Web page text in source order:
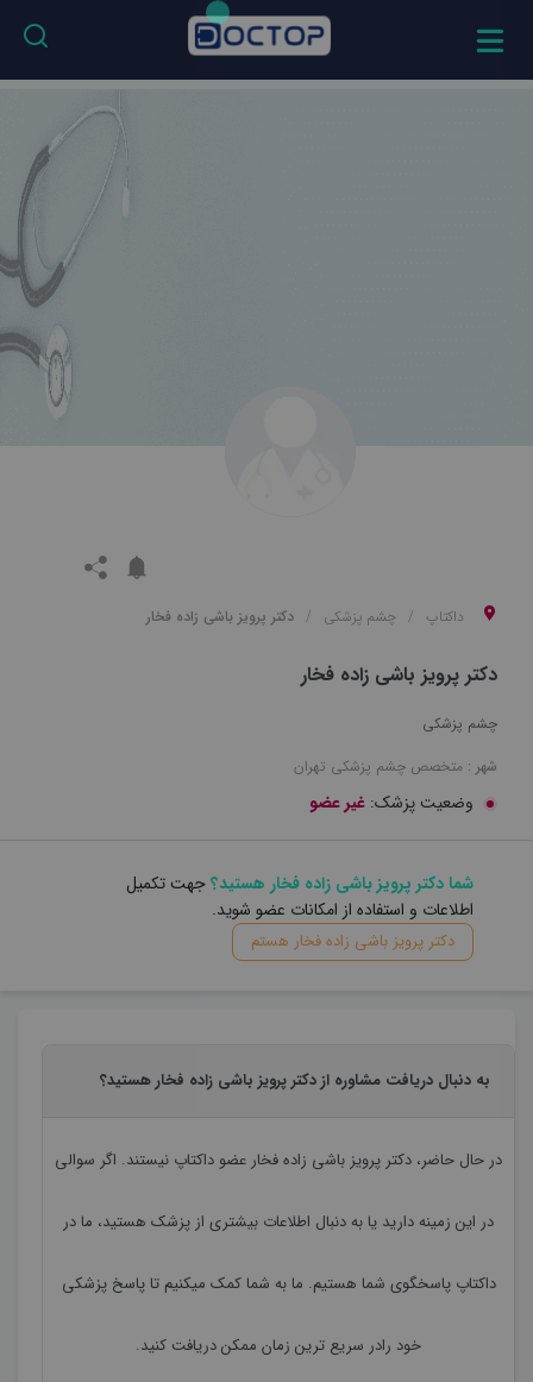
داکتاپ چشم پزشکی دکتر پرویز باشی زاده فخار
دکتر پرویز باشی زاده فخار
چشم پزشکی
شهر : متخصص چشم پزشکی تهران
وضعیت پزشک: غیر عضو
شما دکتر پرویز باشی زاده فخار هستید؟جهت تکمیل
اطلاعات و استفاده از امکانات عضو شوید.
دکتر پرویز باشی زاده فخار هستم
به دنبال دریافت مشاوره از دکتر پرویز باشی زاده فخار هستید؟
در حال حاضر، دکتر پرویز باشی زاده فخارعضو داکتاپ نیستند. اگر سوالی
در این زمینه دارید یا به دنبال اطلاعات بیشتری از پزشک هستید، ما در
داکتاپ پاسخگوی شما هستیم. ما به شما کمک میکنیم تا پاسخ پزشکی
خود رادر سریع ترین زمان ممکن دریافت کنید.